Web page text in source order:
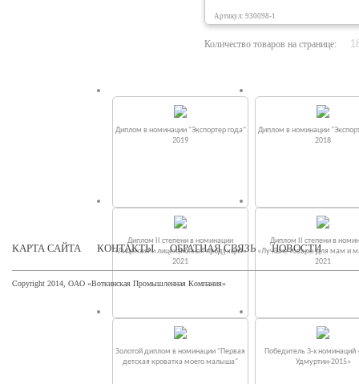
Артикул: 930098-1
Количество товаров на странице:
Диплом в номинации "Экспортер года"
2019
Диплом в номинации
2018
Диплом II степени в номинации
«Лицензия и лицензионная продукция»
2021
Диплом II степени в
«Лучшие товары для мам и
2021
Золотой диплом в номинации "Первая
детская кроватка моего малыша"
Победитель 3-х номинаций
Удмуртии-2015»
КАРТА САЙТА КОНТАКТЫ ОБРАТНАЯ СВЯЗЬ НОВОСТИ
Copyright 2014, ОАО «Воткинская Промышленная Компания»